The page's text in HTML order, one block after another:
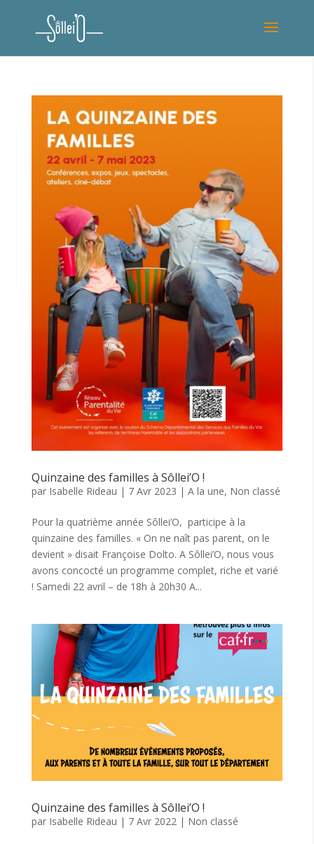
Quinzaine des familles à Sôllei’O !
par Isabelle Rideau | 7 Avr 2023 | A la une, Non classé
Pour la quatrième année Sôllei’O, participe à la
quinzaine des familles. « On ne naît pas parent, on le
devient » disait Françoise Dolto. A Sôllei’O, nous vous
avons concocté un programme complet, riche et varié
! Samedi 22 avril – de 18h à 20h30 A...
Quinzaine des familles à Sôllei’O !
par Isabelle Rideau | 7 Avr 2022| Non classé